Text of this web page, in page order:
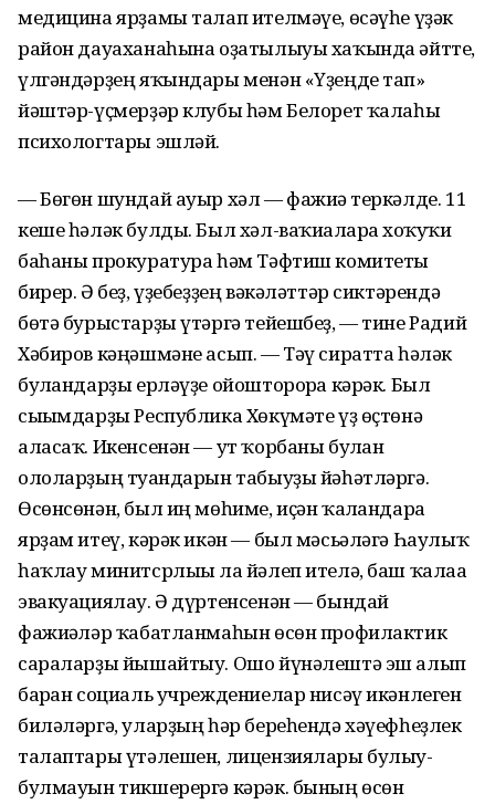
медицина ярҙамы талап ителмәүе, өсәүһе үҙәк
район дауаханаһына оҙатылыуы хаҡында әйтте,
үлгәндәрҙең яҡындары менән «Үҙеңде тап»
йәштәр-үҫмерҙәр клубы һәм Белорет ҡалаһы
психологтары эшләй.
— Бөгөн шундай ауыр хәл — фажиғә теркәлде. 11
кеше һәләк булды. Был хәл-ваҡиғаларға хоҡуҡи
баһаны прокуратура һәм Тәфтиш комитеты
бирер. Ә беҙ, үҙебеҙҙең вәкәләттәр сиктәрендә
бөтә бурыстарҙы үтәргә тейешбеҙ, — тине Радий
Хәбиров кәңәшмәне асып. — Тәү сиратта һәләк
булғандарҙы ерләүҙе ойошторорға кәрәк. Был
сығымдарҙы Республика Хөкүмәте үҙ өҫтөнә
аласаҡ. Икенсенән — ут ҡорбаны булған
ололарҙың туғандарын табыуҙы йәһәтләргә.
Өсөнсөнән, был иң мөһиме, иҫән ҡалғандарға
ярҙам итеү, кәрәк икән — был мәсьәләгә Һаулыҡ
һаҡлау минитсрлығы ла йәлеп ителә, баш ҡалаға
эвакуациялау. Ә дүртенсенән — бындай
фажиғәләр ҡабатланмаһын өсөн профилактик
сараларҙы йышайтыу. Ошо йүнәлештә эш алып
барған социаль учреждениелар нисәү икәнлеген
биләләргә, уларҙың һәр береһендә хәүефһеҙлек
талаптары үтәлешен, лицензиялары булыу-
булмауын тикшерергә кәрәк. бының өсөн